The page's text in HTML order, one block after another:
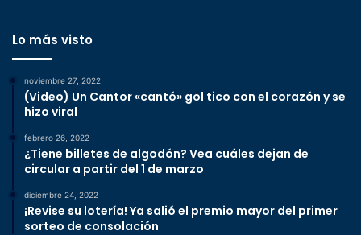
Lo más visto
noviembre 27, 2022
(Video) Un Cantor «cantó» gol tico con el corazón y se
hizo viral
febrero 26, 2022
¿Tiene billetes de algodón? Vea cuáles dejan de
circular a partir del 1 de marzo
diciembre 24, 2022
¡Revise su lotería! Ya salió el premio mayor del primer
sorteo de consolación